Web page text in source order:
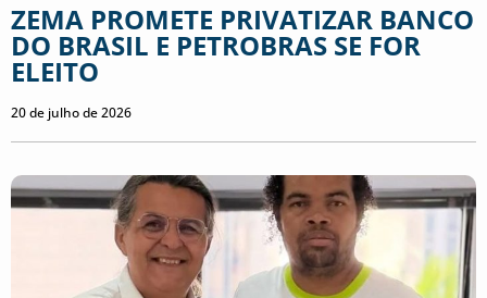
ZEMA PROMETE PRIVATIZAR BANCO
DO BRASIL E PETROBRAS SE FOR
ELEITO
20 de julho de 2026